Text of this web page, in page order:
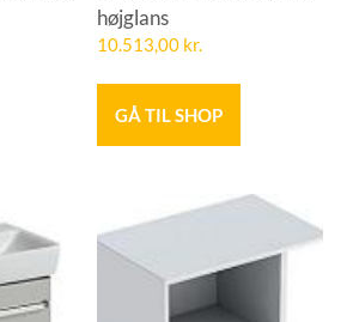
højglans
10.513,00 kr.
GÅ TIL SHOP